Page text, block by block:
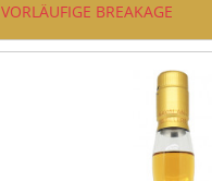
VORLÄUFIGE BREAKAGE